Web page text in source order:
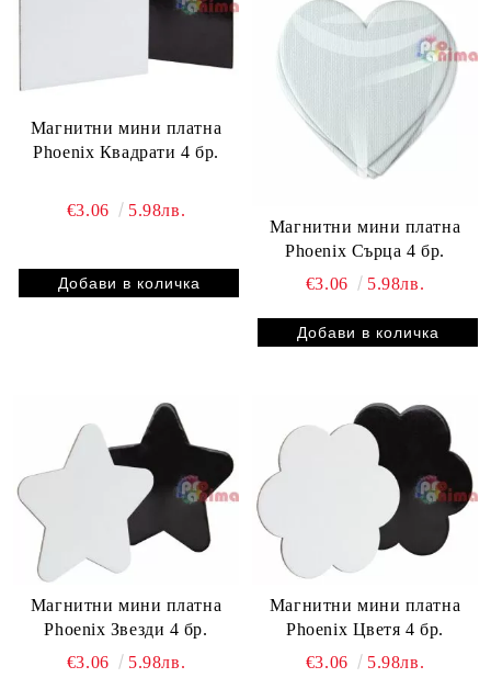
Магнитни мини платна
Phoenix Квадрати 4 бр.
€3.06
5.98лв.
Магнитни мини платна
Phoenix Сърца 4 бр.
€3.06
5.98лв.
Магнитни мини платна
Phoenix Звезди 4 бр.
€3.06
5.98лв.
Магнитни мини платна
Phoenix Цветя 4 бр.
€3.06
5.98лв.